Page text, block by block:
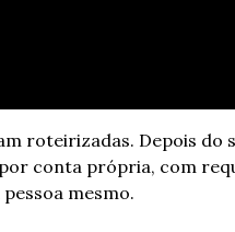
roteirizadas. Depois do
conta própria, com
mesmo.